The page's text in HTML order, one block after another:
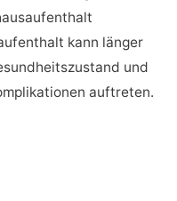
kann länger
und
auftreten.